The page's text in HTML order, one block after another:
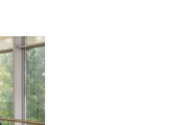
Head
to
our
English
main